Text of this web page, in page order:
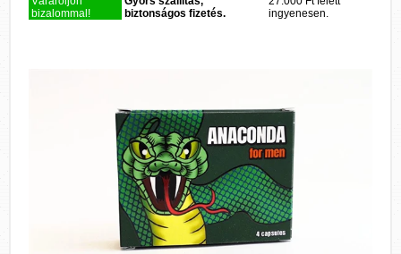
bizalommal!
biztonságos fizetés.
ingyenesen.